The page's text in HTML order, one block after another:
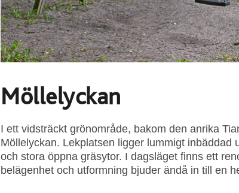
Möllelyckan
I ett vidsträckt grönområde, bakom den anrika
Möllelyckan. Lekplatsen ligger lummigt
och stora öppna gräsytor. I dagsläget finns ett
belägenhet och utformning bjuder ändå in till en